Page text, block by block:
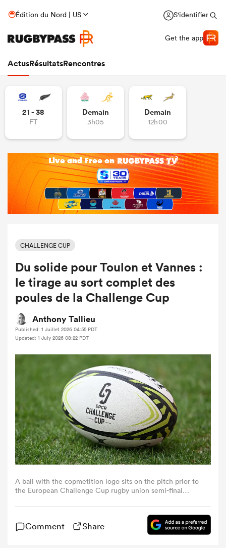
Édition du Nord | US S'identifier
Get the app
ActusRésultatsRencontres
21 - 38
FT
Demain
3h05
Demain
12h00
CHALLENGE CUP
Du solide pour Toulon et Vannes :
le tirage au sort complet des
poules de la Challenge Cup
Anthony Tallieu
Published: 1 Juillet 2026 04:55 PDT
Updated: 1 July 2026 08:22 PDT
A ball with the copmetition logo sits on the pitch prior to
the European Challenge Cup rugby union semi-final
RFC at the Septeo Stadium in Montpellier, southern
France, on May 3, 2026. (Photo by Gabriel BOUYS / AFP
via Getty Images)
Comment Share